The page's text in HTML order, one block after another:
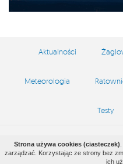
Aktualności
Meteorologia
Testy
Copyright by
Projekt i
Strona używa cookies (ciasteczek)
zarządzać. Korzystając ze strony bez
ich